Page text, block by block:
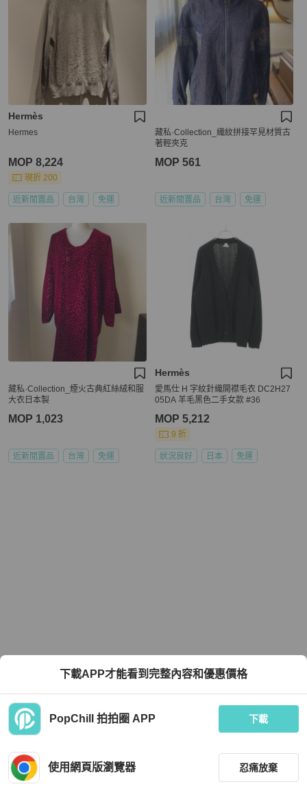
Hermès
Hermes
MOP 8,224
現折 200
近新閒置品 台灣 免運
藏私·Collection_織紋拼接罕見材質古
著輕夾克
MOP 561
近新閒置品 台灣 免運
藏私·Collection_煙火古典紅絲絨和服
大衣日本製
MOP 1,023
近新閒置品 台灣 免運
Hermès
愛馬仕 H 字紋針織開襟毛衣 DC2H27
05DA 羊毛黑色二手女款 #36
MOP 5,212
9 折
狀況良好 日本 免運
下載APP才能看到完整內容和優惠價格
PopChill 拍拍圈 APP 下載
使用網頁版瀏覽器 忍痛放棄